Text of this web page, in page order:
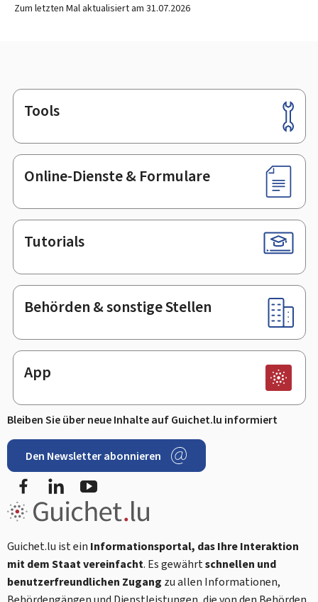
Zum letzten Mal aktualisiert am 31.07.2026
Footer
Tools
Online-Dienste & Formulare
Tutorials
Behörden & sonstige Stellen
App
Bleiben Sie über neue Inhalte auf Guichet.lu informiert
Den Newsletter abonnieren
FacebookLinkedIn
Guichet.lu ist ein Informationsportal, das Ihre Interaktion
mit dem Staat vereinfacht. Es gewährtschnellen und
benutzerfreundlichen Zugang zu allen Informationen,